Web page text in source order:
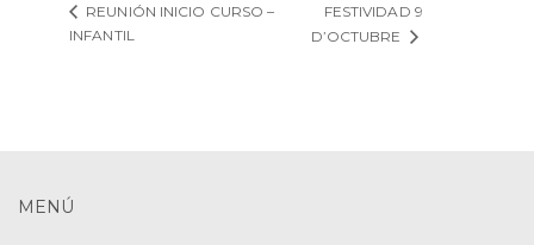
REUNIÓN INICIO CURSO –
INFANTIL
FESTIVIDAD 9
D’OCTUBRE
MENÚ